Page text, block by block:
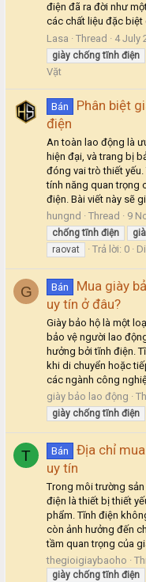
điện đã ra đời như
các chất liệu đặc biệt
Lasa
Thread 4 July
giày chống tĩnh điện
Vặt
Bán
Phân biệt
điện
An toàn lao động là
hiện đại, và trang bị
đóng vai trò thiết yếu.
tính năng quan trọng
điện. Bài viết này sẽ
hungnd
Thread 9
chống tĩnh điện
raovat
Trả lời: 0
G Bán
Mua giày
uy tín ở đâu?
Giày bảo hộ là một
bảo vệ người lao
hưởng bởi tĩnh điện.
khi di chuyển hoặc
các ngành công
giày bảo lao động
giày chống tĩnh điện
T Bán
Địa chỉ
uy tín
Trong môi trường
điện là thiết bị thiết
phẩm. Tĩnh điện
còn ảnh hưởng đến
tầm quan trọng của
thegioigiaybaoho
giày chống tĩnh điện